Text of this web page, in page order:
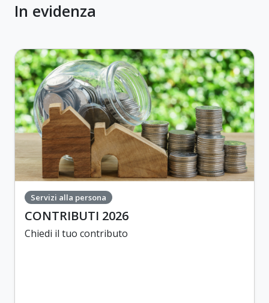
In evidenza
Servizi alla persona
CONTRIBUTI 2026
Chiedi il tuo contributo